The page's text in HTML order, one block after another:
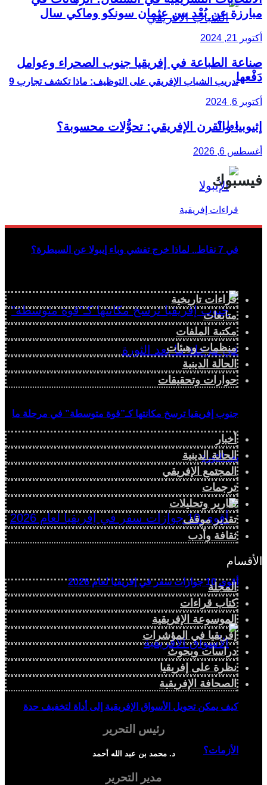
تدريب الشباب الإفريقي على التوظيف: ماذا تكشف تجارب 9
دول؟
في 7 نقاط.. لماذا خرج تفشي وباء إيبولا عن السيطرة؟
جنوب إفريقيا ترسخ مكانتها كـ”قوة متوسطة” في مرحلة ما
بعد الثورة
أقوى 10 جوازات سفر في إفريقيا لعام 2026
كيف يمكن تحويل الأسواق الإفريقية إلى أداة لتخفيف حدة
الأزمات؟
مبارزة عن بُعْد بين عثمان سونكو وماكي سال
أكتوبر 21, 2024
صناعة الطباعة في إفريقيا جنوب الصحراء وعوامل
دَفْعها
أكتوبر 6, 2024
إثيوبيا والقرن الإفريقي: تحوُّلات محسوبة؟
أغسطس 6, 2026
فيسبوك
قراءات تاريخية
متابعات
مكتبة الملفات
منظمات وهيئات
الحالة الدينية
حوارات وتحقيقات
أخبار
الحالة الدينية
المجتمع الإفريقي
ترجمات
تقارير وتحليلات
تقدير موقف
ثقافة وأدب
الأقسام
المجلة
كتاب قراءات
الموسوعة الإفريقية
إفريقيا في المؤشرات
دراسات وبحوث
نظرة على إفريقيا
الصحافة الإفريقية
رئيس التحرير
د. محمد بن عبد الله أحمد
مدير التحرير